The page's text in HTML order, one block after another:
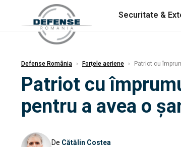
Securitate &
Defense România › Forțele aeriene › Patriot cu
Patriot cu
pentru a avea o
De Cătălin Costea